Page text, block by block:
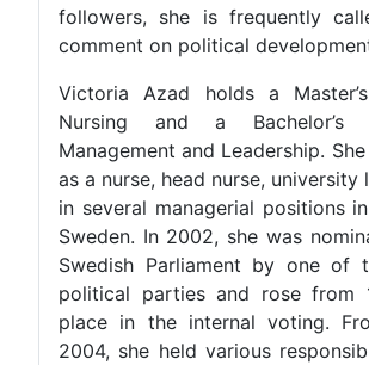
followers, she is frequently
comment on political
Victoria Azad holds a
Nursing and a Bachelor’s
Management and Leadership.
as a nurse, head nurse, university
in several managerial positions
Sweden. In 2002, she was
Swedish Parliament by one of
political parties and rose from
place in the internal voting.
2004, she held various